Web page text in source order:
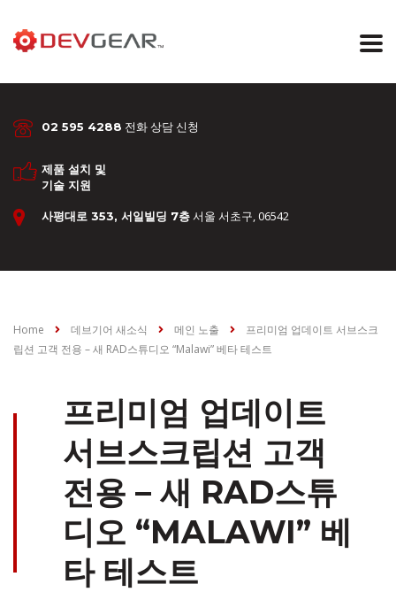
02 595 4288 전화 상담 신청
제품 설치 및
기술 지원
사평대로 353, 서일빌딩 7층서울 서초구, 06542
Home 데브기어 새소식 메인 노출
프리미엄 업데이트 서브스크
립션 고객 전용 – 새 RAD스튜디오 “Malawi” 베타 테스트
프리미엄 업데이트
서브스크립션 고객
전용 – 새 RAD스튜
디오 “MALAWI” 베
타 테스트